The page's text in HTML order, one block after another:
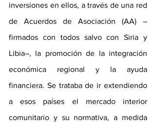
inversiones en ellos, a través de una red
de Acuerdos de Asociación (AA) –
firmados con todos salvo con Siria y
Libia–, la promoción de la integración
económica regional y la ayuda
financiera. Se trataba de ir extendiendo
a esos países el mercado interior
comunitario y su normativa, a medida